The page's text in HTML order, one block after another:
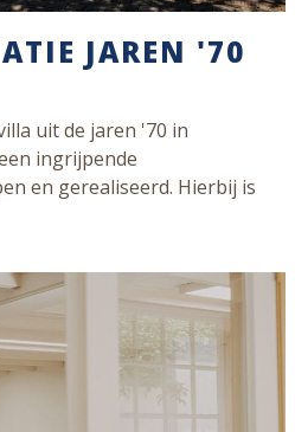
JAREN '70
uit de jaren '70 in
ingrijpende
en gerealiseerd. Hierbij is